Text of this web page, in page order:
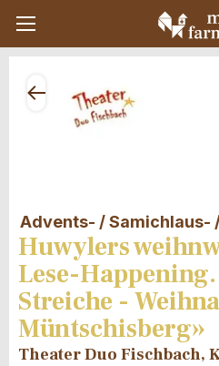
Advents- / Samichlaus-
Huwylers
Lese-
Streiche -
Müntschisberg»
Theater Duo Fischbach,